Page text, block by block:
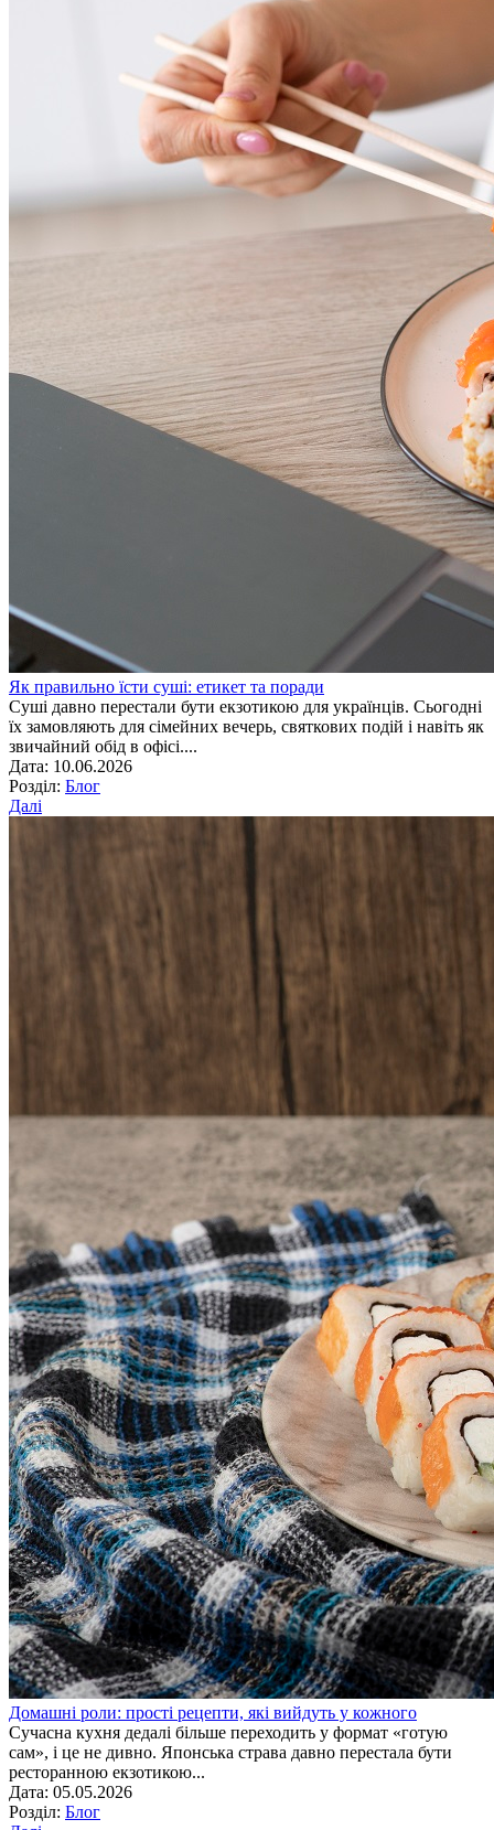
Як правильно їсти суші: етикет та поради
Суші давно перестали бути екзотикою для українців. Сьогодні
їх замовляють для сімейних вечерь, святкових подій і навіть як
звичайний обід в офісі....
Дата: 10.06.2026
Розділ: Блог
Далі
Домашні роли: прості рецепти, які вийдуть у кожного
Сучасна кухня дедалі більше переходить у формат «готую
сам», і це не дивно. Японська страва давно перестала бути
ресторанною екзотикою...
Дата: 05.05.2026
Розділ: Блог